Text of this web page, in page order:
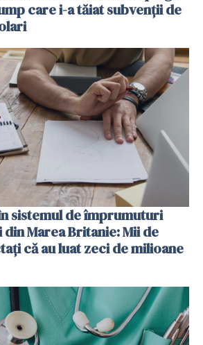
care i-a tăiat subvenţii de
sistemul de împrumuturi
Marea Britanie: Mii de
că au luat zeci de milioane